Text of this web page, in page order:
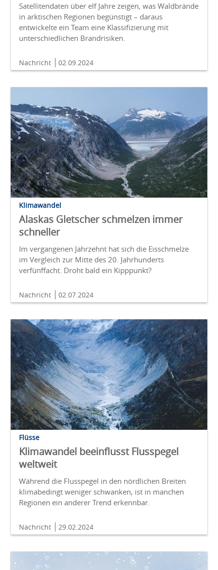
Satellitendaten über elf Jahre zeigen, was Waldbrände
in arktischen Regionen begünstigt – daraus
entwickelte ein Team eine Klassifizierung mit
unterschiedlichen Brandrisiken.
Nachricht 02.09.2024
Klimawandel
Alaskas Gletscher schmelzen immer
schneller
Im vergangenen Jahrzehnt hat sich die Eisschmelze
im Vergleich zur Mitte des 20. Jahrhunderts
verfünffacht. Droht bald ein Kipppunkt?
Nachricht 02.07.2024
Flüsse
Klimawandel beeinflusst Flusspegel
weltweit
Während die Flusspegel in den nördlichen Breiten
klimabedingt weniger schwanken, ist in manchen
Regionen ein anderer Trend erkennbar.
Nachricht 29.02.2024